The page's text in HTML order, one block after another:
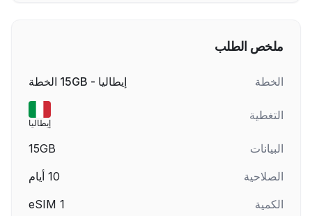
ملخص الطلب
الخطة إيطاليا - 15GB الخطة
التغطية
إيطاليا
البيانات
15GB
الصلاحية
10 أيام
الكمية
1